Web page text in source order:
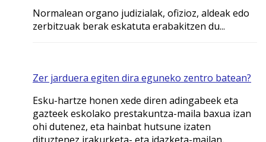
Normalean organo judizialak, ofizioz, aldeak edo
zerbitzuak berak eskatuta erabakitzen du...
Zer jarduera egiten dira eguneko zentro batean?
Esku-hartze honen xede diren adingabeek eta
gazteek eskolako prestakuntza-maila baxua izan
ohi dutenez, eta hainbat hutsune izaten